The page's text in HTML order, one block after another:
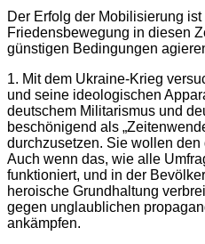
Der Erfolg der Mobilisierung
Friedensbewegung in diesen
günstigen Bedingungen
1. Mit dem Ukraine-Krieg
und seine ideologischen
deutschem Militarismus und
beschönigend als
durchzusetzen. Sie wollen
Auch wenn das, wie alle
funktioniert, und in der
heroische Grundhaltung
gegen unglaublichen
ankämpfen.